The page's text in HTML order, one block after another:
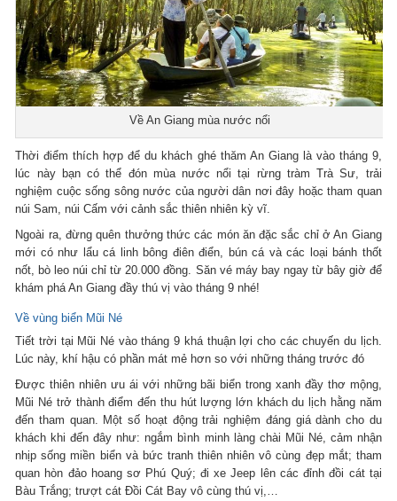
Về An Giang mùa nước nổi
Thời điểm thích hợp để du khách ghé thăm An Giang là vào tháng 9,
lúc này bạn có thể đón mùa nước nổi tại rừng tràm Trà Sư, trải
nghiệm cuộc sống sông nước của người dân nơi đây hoặc tham quan
núi Sam, núi Cấm với cảnh sắc thiên nhiên kỳ vĩ.
Ngoài ra, đừng quên thưởng thức các món ăn đặc sắc chỉ ở An Giang
mới có như lẩu cá linh bông điên điển, bún cá và các loại bánh thốt
nốt, bò leo núi chỉ từ 20.000 đồng. Săn vé máy bay ngay từ bây giờ để
khám phá An Giang đầy thú vị vào tháng 9 nhé!
Về vùng biển Mũi Né
Tiết trời tại Mũi Né vào tháng 9 khá thuận lợi cho các chuyến du lịch.
Lúc này, khí hậu có phần mát mẻ hơn so với những tháng trước đó
Được thiên nhiên ưu ái với những bãi biển trong xanh đầy thơ mộng,
Mũi Né trở thành điểm đến thu hút lượng lớn khách du lịch hằng năm
đến tham quan. Một số hoạt động trải nghiệm đáng giá dành cho du
khách khi đến đây như: ngắm bình minh làng chài Mũi Né, cảm nhận
nhịp sống miền biển và bức tranh thiên nhiên vô cùng đẹp mắt; tham
quan hòn đảo hoang sơ Phú Quý; đi xe Jeep lên các đỉnh đồi cát tại
Bàu Trắng; trượt cát Đồi Cát Bay vô cùng thú vị,…